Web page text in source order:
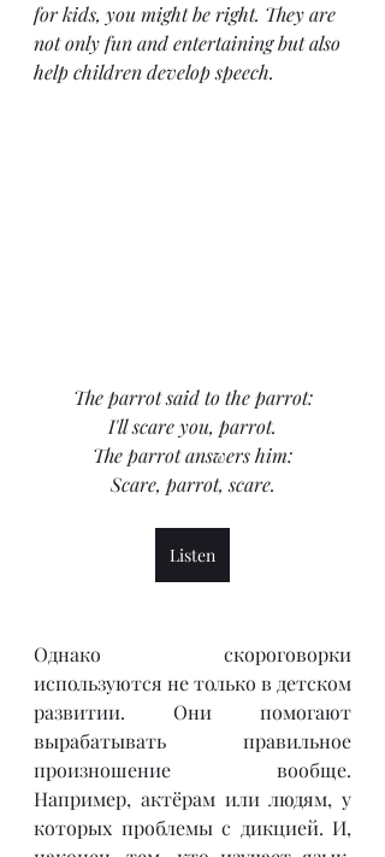
for kids, you might be right. They are
not only fun and entertaining but also
help children develop speech.
The parrot said to the parrot:
I'll scare you, parrot.
The parrot answers him:
Scare, parrot, scare.
Listen
Однако скороговорки
используются не только в детском
развитии. Они помогают
вырабатывать правильное
произношение вообще.
Например, актёрам или людям, у
которых проблемы с дикцией. И,